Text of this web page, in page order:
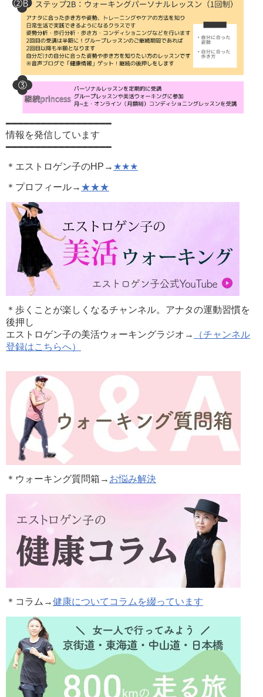
━━━━━━━━━━━━━━━━━━
情報を発信しています
━━━━━━━━━━━━━━━━━━
＊エストロゲン子のHP→ ★★★
＊プロフィール→ ★★★
＊歩くことが楽しくなるチャンネル。アナタの運動習慣を
後押し
エストロゲン子の美活ウォーキングラジオ→
（チャンネル
登録はこちらへ）
＊ウォーキング質問箱→ お悩み解決
＊コラム →健康についてコラムを綴っています